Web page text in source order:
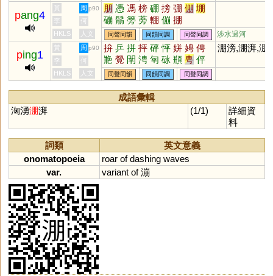
pang4
黃 周 p90 朋 憑 馮 榜 硼 搒 弸 倗 堋
磞 鬅 篣 蒡 輣 傰 掤
李
何
HKLS
人文 同聲同韻 同韻同調 同聲同調 涉水過河
ping1
黃 周 p90 拚 乒 拼 抨 砰 怦 姘 娉 俜
艵 覮 閛 涄 匉 砯 頩 甹 伻
淜滂,淜湃,淜
李
何
HKLS
人文 同聲同韻 同韻同調 同聲同調
成語彙輯
洶湧淜湃 (1/1)
詳細資
料
詞類
英文意義
onomatopoeia
roar of dashing waves
var.
variant of漰